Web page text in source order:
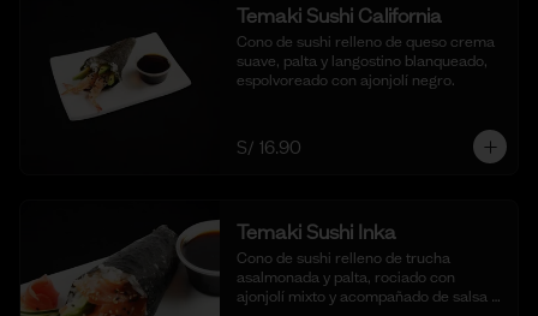
Temaki Sushi California
Cono de sushi relleno de queso crema
suave, palta y langostino blanqueado,
espolvoreado con ajonjolí negro.
S/ 16.90
Temaki Sushi Inka
Cono de sushi relleno de trucha
asalmonada y palta, rociado con
ajonjolí mixto y acompañado de salsa